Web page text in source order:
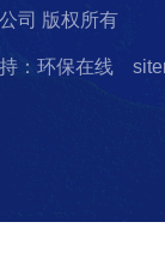
司 版权所有
：环保在线